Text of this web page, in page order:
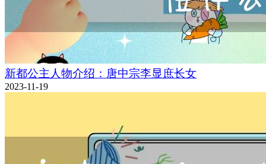
新都公主人物介绍：唐中宗李显庶长女
2023-11-19